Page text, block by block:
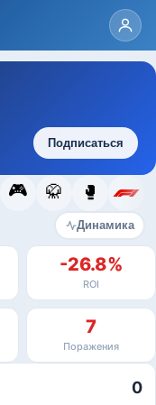
Подписаться
🎮 🥋 🥊
Динамика
-26.8%
ROI
7
Поражения
0